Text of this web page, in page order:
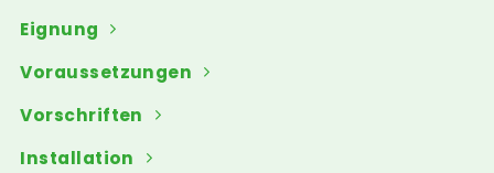
Eignung
Voraussetzungen
Vorschriften
Installation